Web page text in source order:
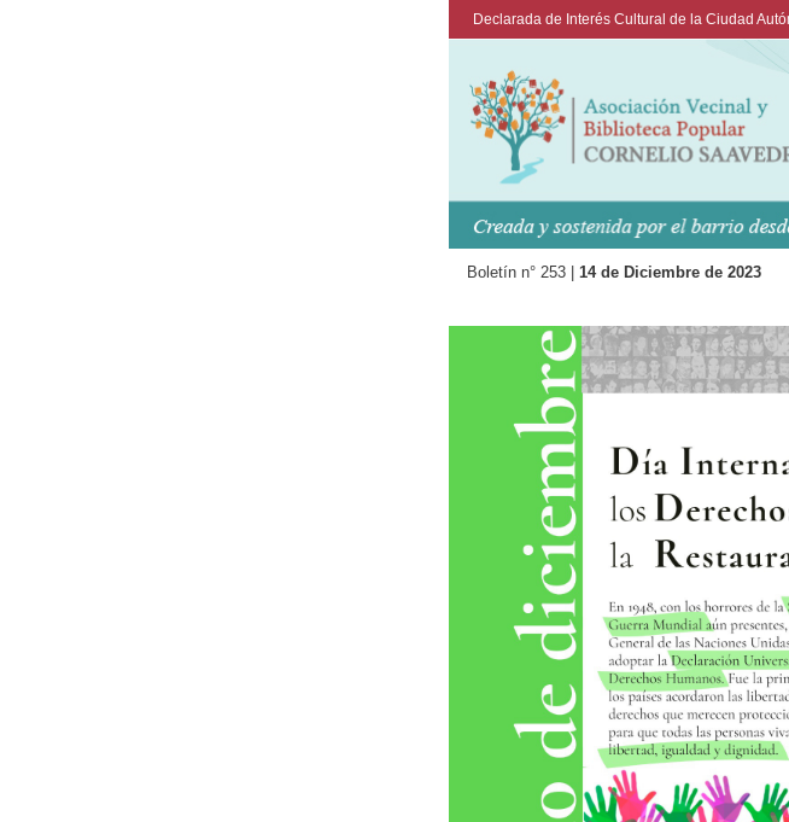
Declarada de Interés Cultural de la Ciudad
Boletín n° 253 | 14 de Diciembre de 2023